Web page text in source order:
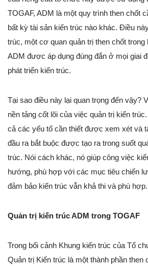
TOGAF, ADM là một quy trình then chốt
bất kỳ tài sản kiến trúc nào khác. Điều
trúc, một cơ quan quản trị then chốt trong
ADM được áp dụng đúng đắn ở mọi giai
phát triển kiến trúc.
Tại sao điều này lại quan trọng đến vậy?
nền tảng cốt lõi của việc quản trị kiến
cả các yếu tố cần thiết được xem xét và
đầu ra bắt buộc được tạo ra trong suốt
trúc. Nói cách khác, nó giúp công việc
hướng, phù hợp với các mục tiêu chiến
đảm bảo kiến trúc vẫn khả thi và phù hợp.
Quản trị kiến trúc ADM trong TOGAF
Trong bối cảnh Khung kiến trúc của Tổ
Quản trị Kiến trúc là một thành phần then